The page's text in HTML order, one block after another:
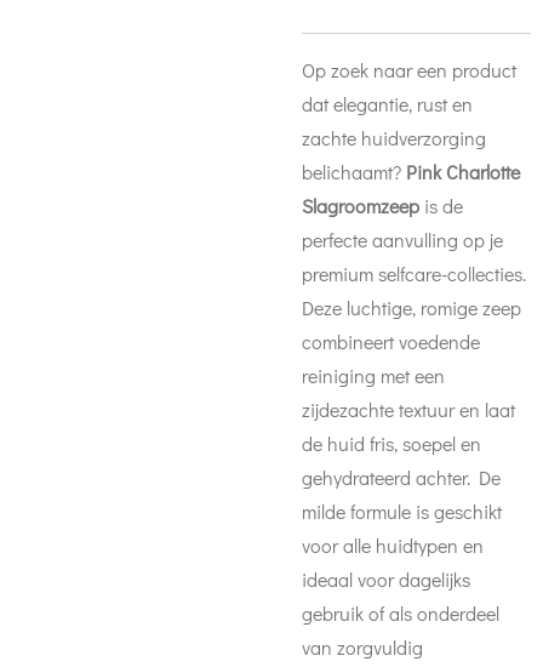
Op zoek naar een product
dat elegantie, rust en
zachte huidverzorging
belichaamt? Pink Charlotte
Slagroomzeep is de
perfecte aanvulling op je
premium selfcare-collecties.
Deze luchtige, romige zeep
combineert voedende
reiniging met een
zijdezachte textuur en laat
de huid fris, soepel en
gehydrateerd achter. De
milde formule is geschikt
voor alle huidtypen en
ideaal voor dagelijks
gebruik of als onderdeel
van zorgvuldig